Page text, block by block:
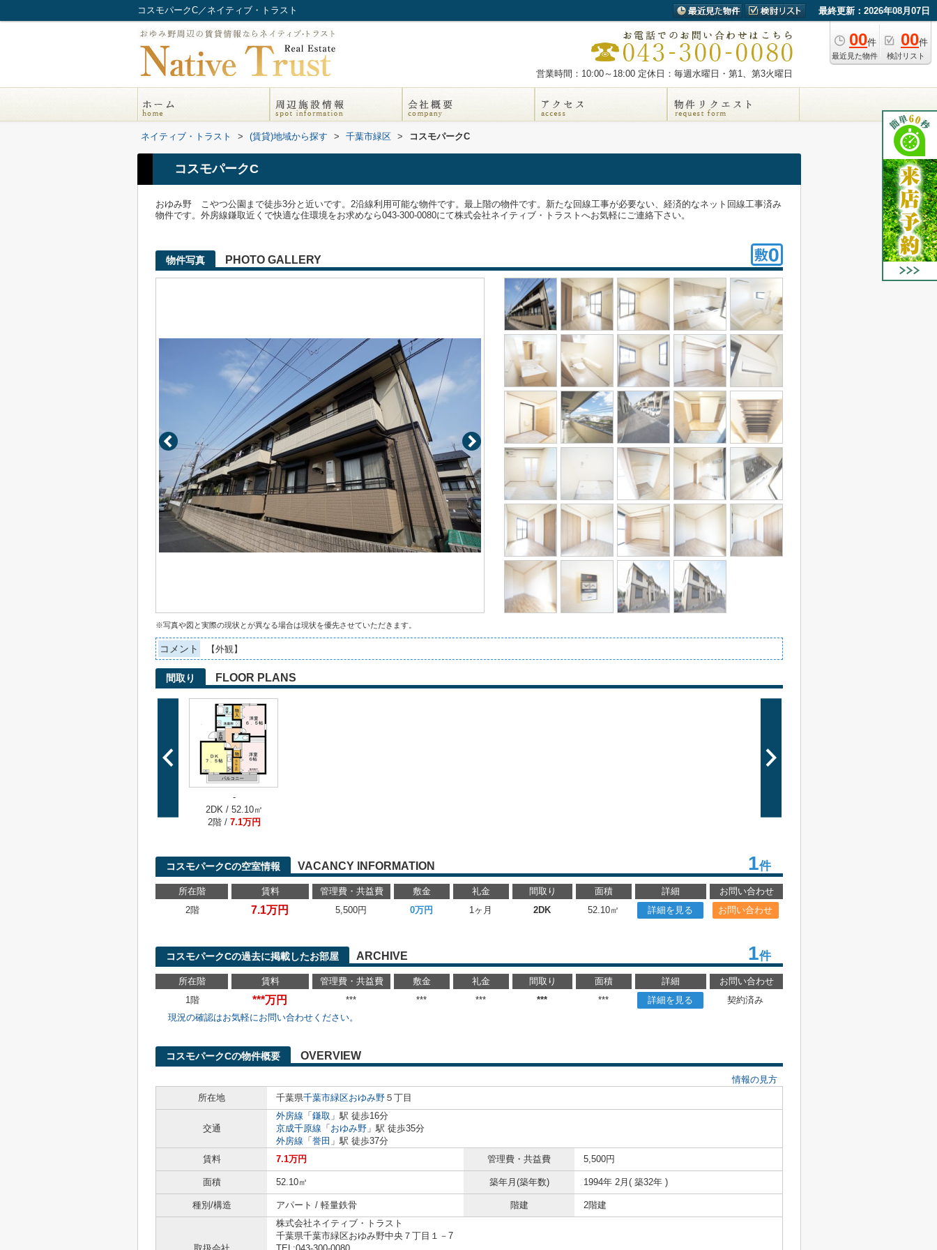
コスモパークC／ネイティブ・トラスト 最終更新：2026年08月07日
00件
最近見た物件
00件
検討リスト
営業時間：10:00～18:00 定休日：毎週水曜日・第1、第3火曜日
ネイティブ・トラスト > (賃貸)地域から探す > 千葉市緑区 > コスモパークC
コスモパークC
おゆみ野 こやつ公園まで徒歩3分と近いです。2沿線利用可能な物件です。最上階の物件です。新たな回線工事が必要ない、経済的なネット回線工事済み
物件です。外房線鎌取近くで快適な住環境をお求めなら043-300-0080にて株式会社ネイティブ・トラストへお気軽にご連絡下さい。
物件写真 PHOTO GALLERY
※写真や図と実際の現状とが異なる場合は現状を優先させていただきます。
コメント 【外観】
間取り FLOOR PLANS
-
2DK / 52.10㎡
2階 / 7.1万円
コスモパークCの空室情報 VACANCY INFORMATION 1件
所在階 賃料 管理費・共益費 敷金 礼金 間取り 面積 詳細
お問い合わせ
2階
7.1万円 5,500円 0万円 1ヶ月 2DK 52.10㎡ 詳細を見る お問い合わせ
コスモパークCの過去に掲載したお部屋 ARCHIVE 1件
所在階 賃料 管理費・共益費 敷金 礼金 間取り 面積 詳細
お問い合わせ
1階
***万円 *** *** *** *** *** 詳細を見る
契約済み
現況の確認はお気軽にお問い合わせください。
コスモパークCの物件概要 OVERVIEW
情報の見方
所在地
千葉県千葉市緑区おゆみ野 ５丁目
交通
外房線 「 鎌取 」駅 徒歩16分
京成千原線 「 おゆみ野 」駅 徒歩35分
外房線 「 誉田 」駅 徒歩37分
賃料
7.1万円 管理費・共益費 5,500円
面積 52.10㎡ 築年月(築年数) 1994年 2月( 築32年 )
種別/構造 アパート / 軽量鉄骨 階建 2階建
株式会社ネイティブ・トラスト
千葉県千葉市緑区おゆみ野中央７丁目１－7